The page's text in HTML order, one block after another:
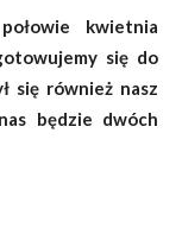
kwietnia
się do
się również nasz
będzie dwóch